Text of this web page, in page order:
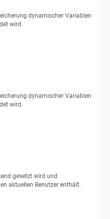
dynamischer Variablen
wird.
dynamischer Variablen
wird.
gesetzt wird und
aktuellen Benutzer enthält.